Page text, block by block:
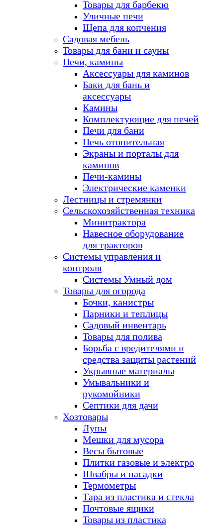
Товары для барбекю
Уличные печи
Щепа для копчения
Садовая мебель
Товары для бани и сауны
Печи, камины
Аксессуары для каминов
Баки для бань и
аксессуары
Камины
Комплектующие для печей
Печи для бани
Печь отопительная
Экраны и порталы для
каминов
Печи-камины
Электрические каменки
Лестницы и стремянки
Сельскохозяйственная техника
Минитрактора
Навесное оборудование
для тракторов
Системы управления и
контроля
Системы Умный дом
Товары для огорода
Бочки, канистры
Парники и теплицы
Садовый инвентарь
Товары для полива
Борьба с вредителями и
средства защиты растений
Укрывные материалы
Умывальники и
рукомойники
Септики для дачи
Хозтовары
Лупы
Мешки для мусора
Весы бытовые
Плитки газовые и электро
Швабры и насадки
Термометры
Тара из пластика и стекла
Почтовые ящики
Товары из пластика